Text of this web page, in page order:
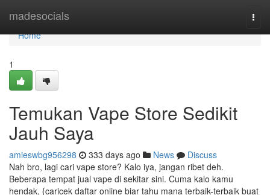
madesocials
Home
Home
1
Temukan Vape Store Sedikit
Jauh Saya
amieswbg956298 333 days ago News
Discuss
Nah bro, lagi cari vape store? Kalo iya, jangan ribet deh.
Beberapa tempat jual vape di sekitar sini. Cuma kalo kamu
hendak, {caricek daftar online biar tahu mana terbaik-terbaik buat